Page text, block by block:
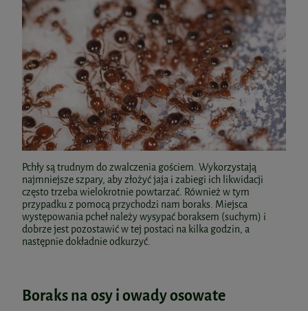
Pchły są trudnym do zwalczenia gościem. Wykorzystają
najmniejsze szpary, aby złożyć jaja i zabiegi ich likwidacji
często trzeba wielokrotnie powtarzać. Również w tym
przypadku z pomocą przychodzi nam boraks. Miejsca
występowania pcheł należy wysypać boraksem (suchym) i
dobrze jest pozostawić w tej postaci na kilka godzin, a
następnie dokładnie odkurzyć.
Boraks na osy i owady osowate